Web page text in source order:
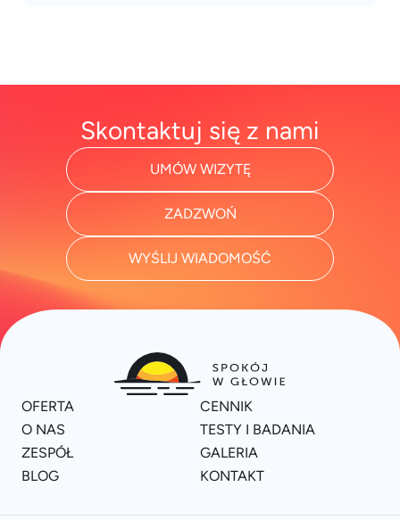
Skontaktuj się z nami
UMÓW WIZYTĘ
ZADZWOŃ
WYŚLIJ WIADOMOŚĆ
OFERTA
CENNIK
O NAS
TESTY I BADANIA
ZESPÓŁ
GALERIA
BLOG
KONTAKT